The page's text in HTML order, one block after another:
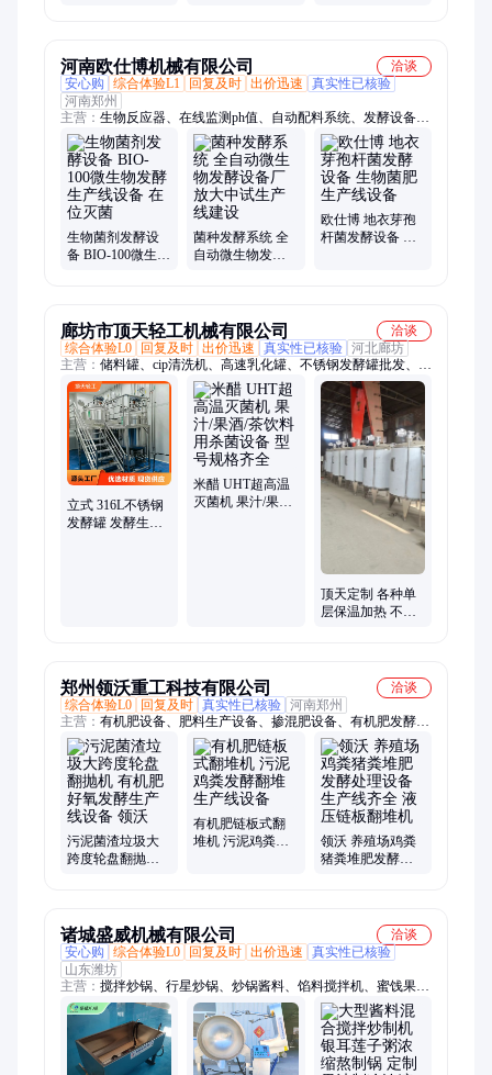
河南欧仕博机械有限公司
洽谈
安心购
综合体验L1 回复及时 出价迅速
真实性已核验
河南郑州
主营： 生物反应器、在线监测ph值、自动配料系统、发酵设备、
菌种发酵系统、不锈钢发酵罐、微生物发酵罐、配料控制系统、
自动混料设备、自动配料设备、粮油定量系统、定量传输系统、
饮料定量配料、小型配料系统、菌种培养设备、不锈钢种子罐、
定量称重系统、称重配料系统、在线称重系统
生物菌剂发酵设
备 BIO-100微生物
菌种发酵系统 全
自动微生物发酵
欧仕博 地衣芽孢
杆菌发酵设备 生
廊坊市顶天轻工机械有限公司
洽谈
综合体验L0
回复及时 出价迅速 真实性已核验 河北廊坊
主营： 储料罐、cip清洗机、高速乳化罐、不锈钢发酵罐批发、不
锈钢搅拌罐
立式 316L不锈钢
发酵罐 发酵生产
米醋 UHT超高温
灭菌机 果汁/果酒/
顶天定制 各种单
层保温加热 不锈
郑州领沃重工科技有限公司
洽谈
综合体验L0
回复及时 真实性已核验 河南郑州
主营： 有机肥设备、肥料生产设备、掺混肥设备、有机肥发酵翻
拋设备、BB肥设备、有机肥造粒设备、有机肥生产线、肥料制
粒设备、干法挤压造粒设备、对辊挤压造粒设备、有机肥粉碎设
备、有机肥搅拌设备、肥料烘干机、肥料冷却机
污泥菌渣垃圾大
跨度轮盘翻抛机
有机肥链板式翻
堆机 污泥鸡粪发
领沃 养殖场鸡粪
猪粪堆肥发酵处
诸城盛威机械有限公司
洽谈
安心购
综合体验L0 回复及时 出价迅速
真实性已核验
山东潍坊
主营： 搅拌炒锅、行星炒锅、炒锅酱料、馅料搅拌机、蜜饯果脯
设备机器